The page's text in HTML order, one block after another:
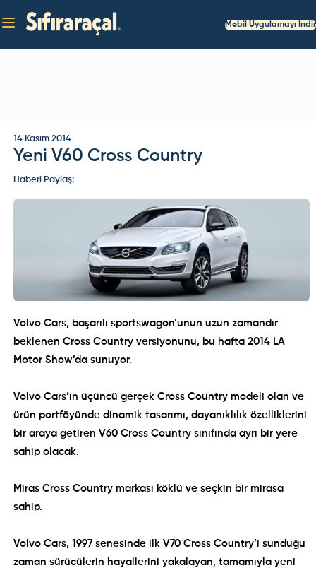
Mobil Uygulamayı İndir
14 Kasım 2014
Yeni V60 Cross Country
Haberi Paylaş:
Volvo Cars, başarılı sportswagon’unun uzun zamandır
beklenen Cross Country versiyonunu, bu hafta 2014 LA
Motor Show’da sunuyor.
Volvo Cars’ın üçüncü gerçek Cross Country modeli olan ve
ürün portföyünde dinamik tasarımı, dayanıklılık özelliklerini
bir araya getiren V60 Cross Country sınıfında ayrı bir yere
sahip olacak.
Miras Cross Country markası köklü ve seçkin bir mirasa
sahip.
Volvo Cars, 1997 senesinde ilk V70 Cross Country’i sunduğu
zaman sürücülerin hayallerini yakalayan, tamamıyla yeni